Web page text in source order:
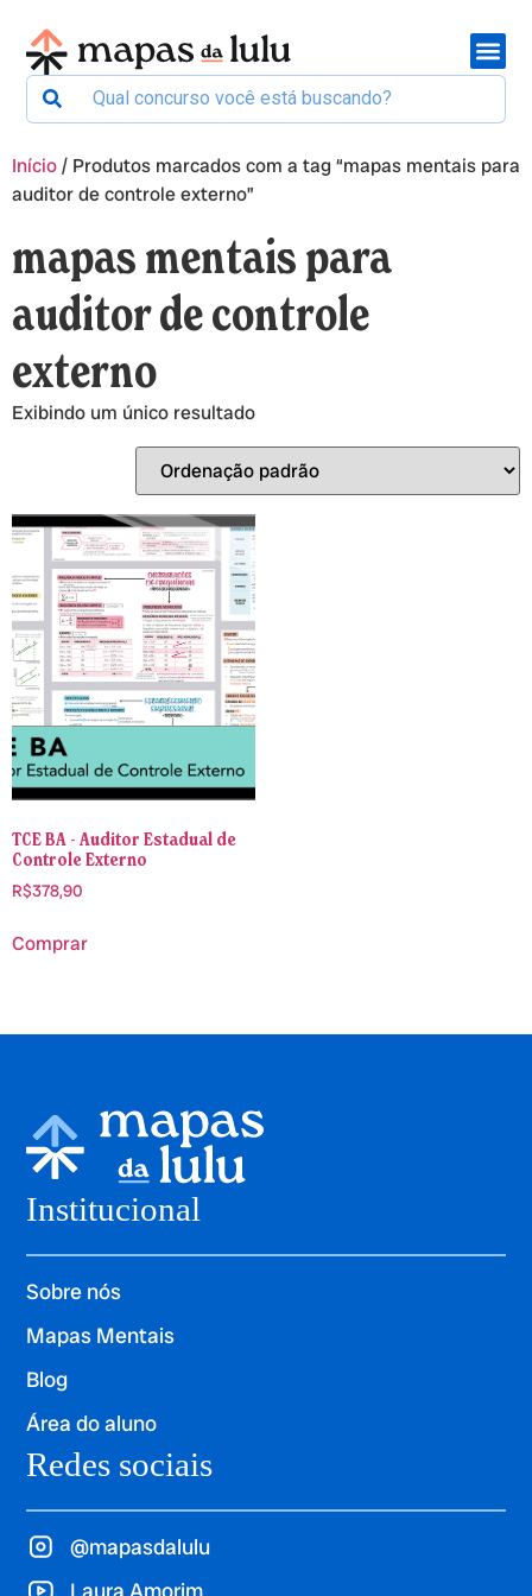
Início/ Produtos marcados com a tag “mapas mentais para
auditor de controle externo”
mapas mentais para
auditor de controle
externo
Exibindo um único resultado
TCE BA - Auditor Estadual de
Controle Externo
R$378,90
Comprar
Institucional
Sobre nós
Mapas Mentais
Blog
Área do aluno
Redes sociais
@mapasdalulu
Laura Amorim